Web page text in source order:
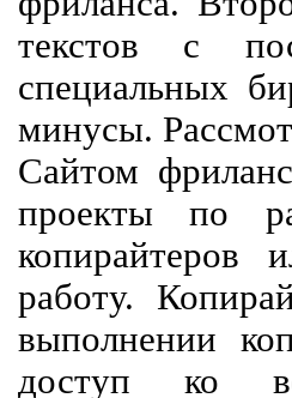
текстов с
специальных
минусы.
Сайтом
проекты по
копирайтеров
работу.
выполнении
доступ ко